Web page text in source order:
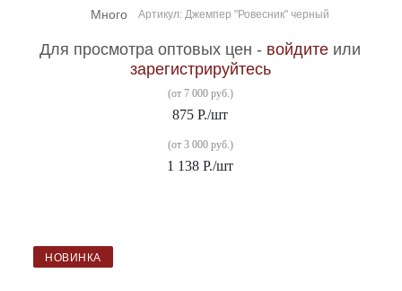
Много Артикул: Джемпер "Ровесник" черный
Для просмотра оптовых цен - войдите или
зарегистрируйтесь
(от 7 000 руб.)
875 Р./шт
(от 3 000 руб.)
1 138 Р./шт
НОВИНКА